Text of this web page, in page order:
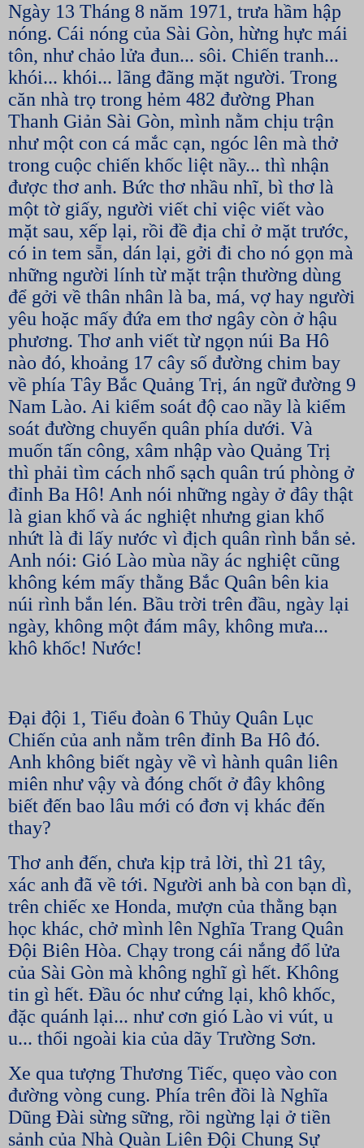
Ngày 13 Tháng 8 năm 1971, trưa hầm hập
nóng. Cái nóng của Sài Gòn, hừng hực mái
tôn, như chảo lửa đun... sôi. Chiến tranh...
khói... khói... lãng đãng mặt người. Trong
căn nhà trọ trong hẻm 482 đường Phan
Thanh Giản Sài Gòn, mình nằm chịu trận
như một con cá mắc cạn, ngóc lên mà thở
trong cuộc chiến khốc liệt nầy... thì nhận
được thơ anh. Bức thơ nhầu nhĩ, bì thơ là
một tờ giấy, người viết chỉ việc viết vào
mặt sau, xếp lại, rồi đề địa chỉ ở mặt trước,
có in tem sẵn, dán lại, gởi đi cho nó gọn mà
những người lính từ mặt trận thường dùng
để gởi về thân nhân là ba, má, vợ hay người
yêu hoặc mấy đứa em thơ ngây còn ở hậu
phương. Thơ anh viết từ ngọn núi Ba Hô
nào đó, khoảng 17 cây số đường chim bay
về phía Tây Bắc Quảng Trị, án ngữ đường 9
Nam Lào. Ai kiểm soát độ cao nầy là kiểm
soát đường chuyển quân phía dưới. Và
muốn tấn công, xâm nhập vào Quảng Trị
thì phải tìm cách nhổ sạch quân trú phòng ở
đỉnh Ba Hô! Anh nói những ngày ở đây thật
là gian khổ và ác nghiệt nhưng gian khổ
nhứt là đi lấy nước vì địch quân rình bắn sẻ.
Anh nói: Gió Lào mùa nầy ác nghiệt cũng
không kém mấy thằng Bắc Quân bên kia
núi rình bắn lén. Bầu trời trên đầu, ngày lại
ngày, không một đám mây, không mưa...
khô khốc! Nước!
Đại đội 1, Tiểu đoàn 6 Thủy Quân Lục
Chiến của anh nằm trên đỉnh Ba Hô đó.
Anh không biết ngày về vì hành quân liên
miên như vậy và đóng chốt ở đây không
biết đến bao lâu mới có đơn vị khác đến
thay?
Thơ anh đến, chưa kịp trả lời, thì 21 tây,
xác anh đã về tới. Người anh bà con bạn dì,
trên chiếc xe Honda, mượn của thằng bạn
học khác, chở mình lên Nghĩa Trang Quân
Đội Biên Hòa. Chạy trong cái nắng đổ lửa
của Sài Gòn mà không nghĩ gì hết. Không
tin gì hết. Đầu óc như cứng lại, khô khốc,
đặc quánh lại... như cơn gió Lào vi vút, u
u... thổi ngoài kia của dãy Trường Sơn.
Xe qua tượng Thương Tiếc, quẹo vào con
đường vòng cung. Phía trên đồi là Nghĩa
Dũng Đài sừng sững, rồi ngừng lại ở tiền
sảnh của Nhà Quàn Liên Đội Chung Sự